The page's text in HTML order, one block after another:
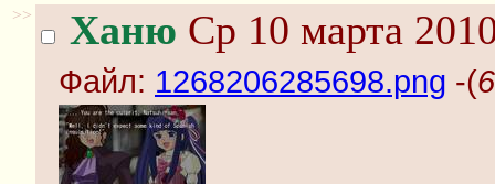
>> Ханю Ср 10 марта
Файл: 1268206285698.png -(